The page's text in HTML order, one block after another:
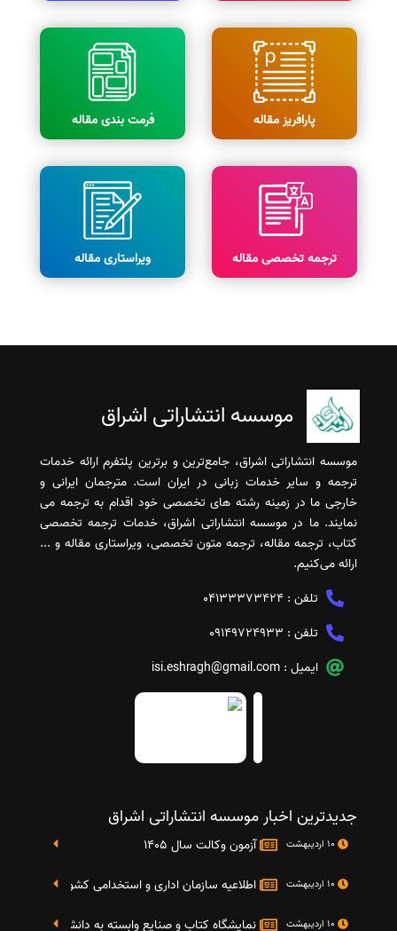
پارافریز مقاله فرمت بندی مقاله
ترجمه تخصصی مقاله ویراستاری مقاله
موسسه انتشاراتی اشراق
موسسه انتشاراتی اشراق، جامع‌ترین و برترین پلتفرم ارائه خدمات
ترجمه و سایر خدمات زبانی در ایران است. مترجمان ایرانی و
خارجی ما در زمینه رشته های تخصصی خود اقدام به ترجمه می
نمایند. ما در موسسه انتشاراتی اشراق، خدمات ترجمه تخصصی
کتاب، ترجمه مقاله، ترجمه متون تخصصی، ویراستاری مقاله و ...
ارائه می‌کنیم.
تلفن : 04133373424
تلفن : 09149724933
ایمیل : isi.eshragh@gmail.com
جدیدترین اخبار موسسه انتشاراتی اشراق
آزمون وکالت سال 1405
اطلاعیه سازمان اداری و استخدامی کشور در خصوص
نمایشگاه کتاب و صنایع وابسته به دانشگاه صنعتی شریف 4 الی 8 مهر